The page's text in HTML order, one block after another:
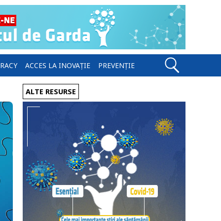
ACCES LA INOVAȚIE PREVENȚIE
ALTE RESURSE